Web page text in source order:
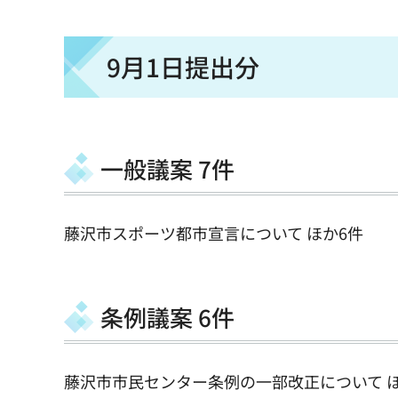
9月1日提出分
一般議案 7件
藤沢市スポーツ都市宣言について ほか6件
条例議案 6件
藤沢市市民センター条例の一部改正について